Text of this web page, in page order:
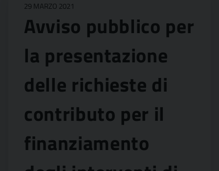
29 MARZO 2021
Avviso pubblico per
la presentazione
delle richieste di
contributo per il
finanziamento